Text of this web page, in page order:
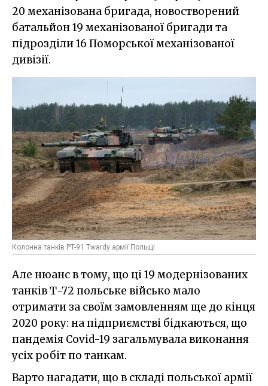
20 механізована бригада, новостворений
батальйон 19 механізованої бригади та
підрозділи 16 Поморської механізованої
дивізії.
Колонна танків PT-91 Twardy армії Польщі
Але нюанс в тому, що ці 19 модернізованих
танків Т-72 польське військо мало
отримати за своїм замовленням ще до кінця
2020 року: на підприємстві бідкаються, що
пандемія Covid-19 загальмувала виконання
усіх робіт по танкам.
Варто нагадати, що в складі польської армії